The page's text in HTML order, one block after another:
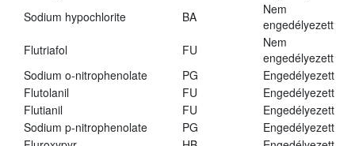
Sodium hypochlorite
BA
Nem
engedélyezett
Flutriafol
FU
Nem
engedélyezett
Sodium o-nitrophenolate
PG
Engedélyezett
Flutolanil
FU
Engedélyezett
Flutianil
FU
Engedélyezett
Sodium p-nitrophenolate
PG
Engedélyezett